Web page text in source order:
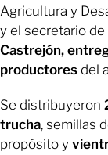
Agricultura y
y el secretario
Castrejón,
productores del
Se distribuyeron
trucha, semillas
propósito y